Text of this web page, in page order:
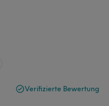
Verifizierte Bewertung